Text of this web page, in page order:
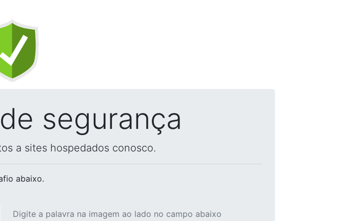
segurança
a sites hospedados conosco.
abaixo.
Digite a palavra na imagem ao lado no campo abaixo